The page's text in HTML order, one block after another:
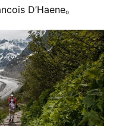
D’Haene。